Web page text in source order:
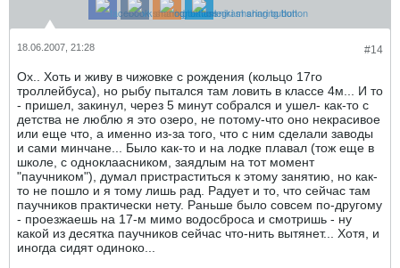
#14
18.06.2007, 21:28
Ох.. Хоть и живу в чижовке с рождения (кольцо 17го
троллейбуса), но рыбу пытался там ловить в классе 4м... И то
- пришел, закинул, через 5 минут собрался и ушел- как-то с
детства не люблю я это озеро, не потому-что оно некрасивое
или еще что, а именно из-за того, что с ним сделали заводы
и сами минчане... Было как-то и на лодке плавал (тож еще в
школе, с одноклаасником, заядлым на тот момент
"паучником"), думал пристраститься к этому занятию, но как-
то не пошло и я тому лишь рад. Радует и то, что сейчас там
паучников практически нету. Раньше было совсем по-другому
- проезжаешь на 17-м мимо водосброса и смотришь - ну
какой из десятка паучников сейчас что-нить вытянет... Хотя, и
иногда сидят одиноко...